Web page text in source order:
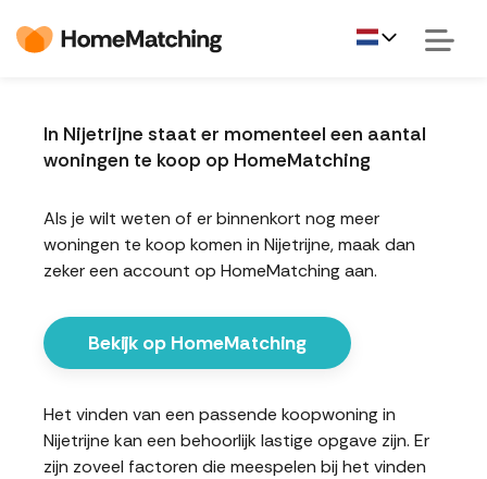
In Nijetrijne staat er momenteel een aantal
woningen te koop op HomeMatching
Als je wilt weten of er binnenkort nog meer
woningen te koop komen in Nijetrijne, maak dan
zeker een account op HomeMatching aan.
Bekijk op HomeMatching
Het vinden van een passende koopwoning in
Nijetrijne kan een behoorlijk lastige opgave zijn. Er
zijn zoveel factoren die meespelen bij het vinden